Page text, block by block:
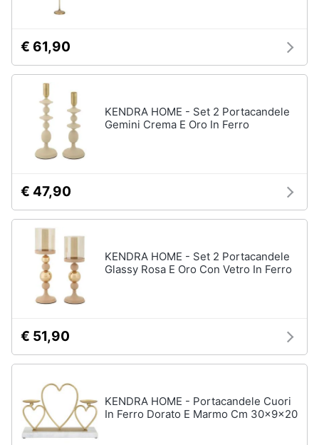
€ 61,90
KENDRA HOME - Set 2 Portacandele
Gemini Crema E Oro In Ferro
€ 47,90
KENDRA HOME - Set 2 Portacandele
Glassy Rosa E Oro Con Vetro In Ferro
€ 51,90
KENDRA HOME - Portacandele Cuori
In Ferro Dorato E Marmo Cm 30x9x20